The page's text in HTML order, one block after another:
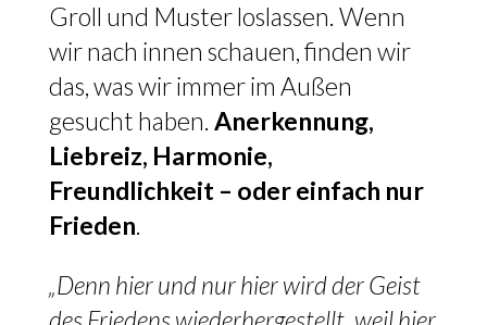
Groll und Muster loslassen. Wenn
wir nach innen schauen, finden wir
das, was wir immer im Außen
gesucht haben. Anerkennung,
Liebreiz, Harmonie,
Freundlichkeit – oder einfach nur
Frieden.
„Denn hier und nur hier wird der Geist